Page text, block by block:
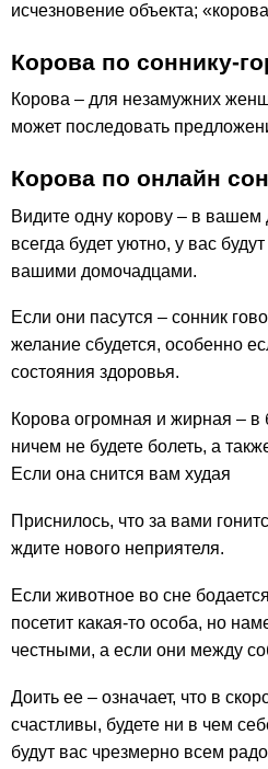
исчезновение объекта;
Корова по соннику-
Корова – для незамужних
может последовать
Корова по онлайн
Видите одну корову – в вашем
всегда будет уютно, у вас
вашими домочадцами.
Если они пасутся – сонник
желание сбудется, особенно
состояния здоровья.
Корова огромная и жирная –
ничем не будете болеть, а
Если она снится вам худая
Приснилось, что за вами
ждите нового неприятеля.
Если животное во сне
посетит какая-то особа, но
честными, а если они между
Доить ее – означает, что в
счастливы, будете ни в чем
будут вас чрезмерно всем